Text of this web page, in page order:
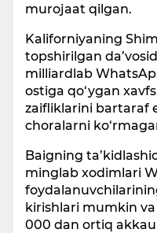
murojaat qilgan.
Kaliforniyaning
topshirilgan
milliardlab
ostiga qo‘ygan
zaifliklarini bartaraf
choralarni
Baigning
minglab xodimlari
kirishlari mumkin
000 dan ortiq